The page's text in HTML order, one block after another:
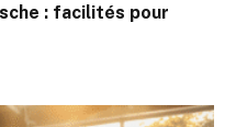
: facilités pour